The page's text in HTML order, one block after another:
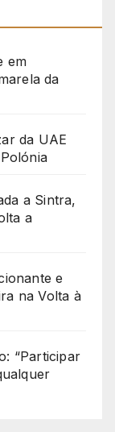
em
da
da UAE
a Sintra,
a
e
na Volta à
“Participar